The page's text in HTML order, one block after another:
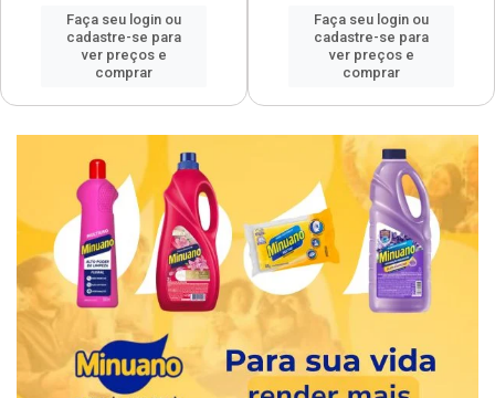
Faça seu login ou
cadastre-se para
ver preços e
comprar
Faça seu login ou
cadastre-se para
ver preços e
comprar